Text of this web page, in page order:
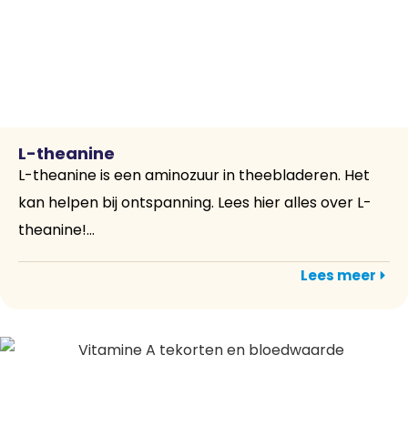
L-theanine
L-theanine is een aminozuur in theebladeren. Het
kan helpen bij ontspanning. Lees hier alles over L-
theanine!...
Lees meer